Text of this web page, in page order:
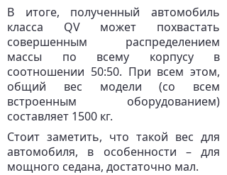
В итоге, полученный автомобиль
класса QV может похвастать
совершенным распределением
массы по всему корпусу в
соотношении 50:50. При всем этом,
общий вес модели (со всем
встроенным оборудованием)
составляет 1500 кг.
Стоит заметить, что такой вес для
автомобиля, в особенности – для
мощного седана, достаточно мал.